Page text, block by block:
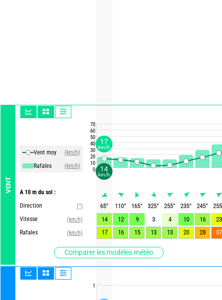
VENT
Vent moy
(km/h)
Rafales
(km/h)
A 10 m du sol :
Direction
(°)
Vitesse
(km/h)
Rafales
(km/h)
Comparer les modèles météo
70
60
50
40
30
20
10
0
1
65° 110° 165° 325° 255° 235° 245°
255
14
12 9 3 4 10 16
23
17
16 15 13 13 20 28 37
14
km/h
17
km/h